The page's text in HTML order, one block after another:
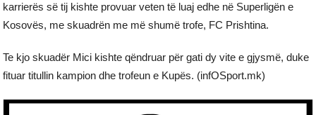
karrierës së tij kishte provuar veten të luaj edhe në Superligën e
Kosovës, me skuadrën me më shumë trofe, FC Prishtina.
Te kjo skuadër Mici kishte qëndruar për gati dy vite e gjysmë, duke
fituar titullin kampion dhe trofeun e Kupës. (infOSport.mk)